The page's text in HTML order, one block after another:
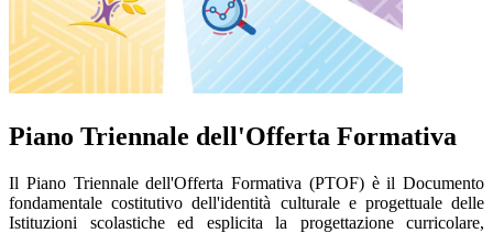
Piano Triennale dell'Offerta Formativa
Il Piano Triennale dell'Offerta Formativa (PTOF) è il Documento
fondamentale costitutivo dell'identità culturale e progettuale delle
Istituzioni scolastiche ed esplicita la progettazione curricolare,